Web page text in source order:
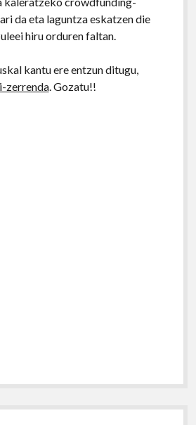
da eta laguntza eskatzen die
hiru orduren faltan.
kantu ere entzun ditugu,
zerrenda. Gozatu!!